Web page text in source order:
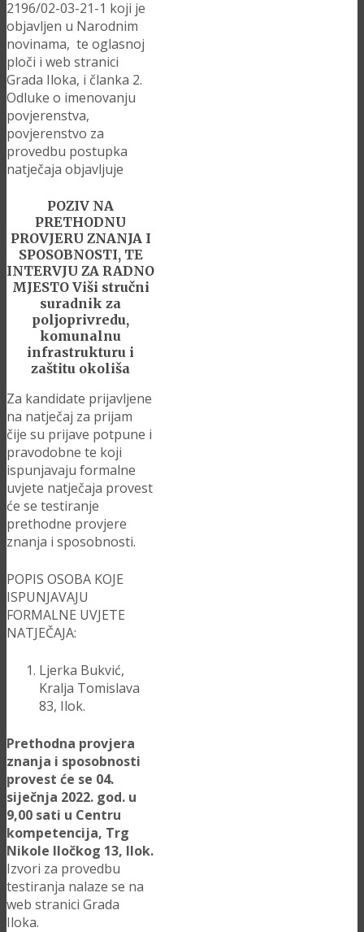
2196/02-03-21-1 koji je
objavljen u Narodnim
novinama, te oglasnoj
ploči i web stranici
Grada Iloka, i članka 2.
Odluke o imenovanju
povjerenstva,
povjerenstvo za
provedbu postupka
natječaja objavljuje
POZIV NA
PRETHODNU
PROVJERU ZNANJA I
SPOSOBNOSTI, TE
INTERVJU ZA RADNO
MJESTO Viši stručni
suradnik za
poljoprivredu,
komunalnu
infrastrukturu i
zaštitu okoliša
Za kandidate prijavljene
na natječaj za prijam
čije su prijave potpune i
pravodobne te koji
ispunjavaju formalne
uvjete natječaja provest
će se testiranje
prethodne provjere
znanja i sposobnosti.
POPIS OSOBA KOJE
ISPUNJAVAJU
FORMALNE UVJETE
NATJEČAJA:
Ljerka Bukvić,
Kralja Tomislava
83, Ilok.
Prethodna provjera
znanja i sposobnosti
provest će se 04.
siječnja 2022. god. u
9,00 sati u Centru
kompetencija, Trg
Nikole Iločkog 13, Ilok.
Izvori za provedbu
testiranja nalaze se na
web stranici Grada
Iloka.